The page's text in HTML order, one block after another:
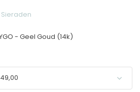
- Geel Goud (14k)